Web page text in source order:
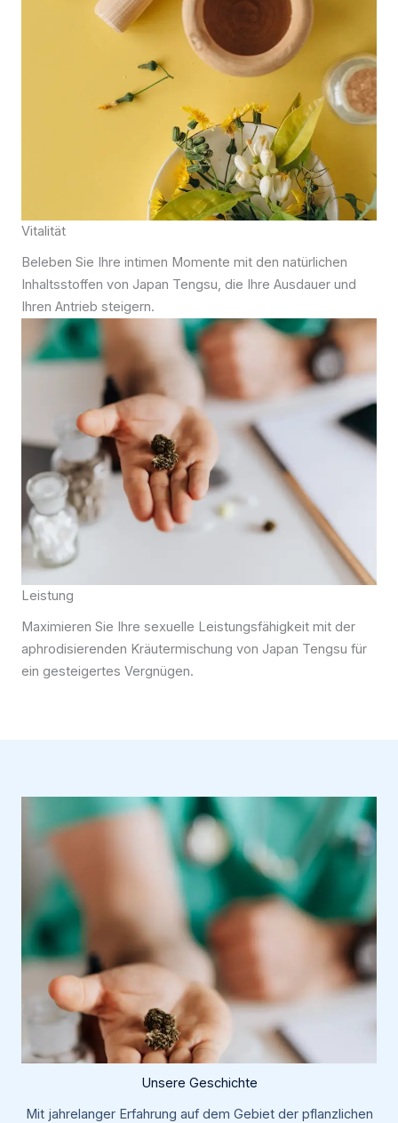
Vitalität
Beleben Sie Ihre intimen Momente mit den natürlichen
Inhaltsstoffen von Japan Tengsu, die Ihre Ausdauer und
Ihren Antrieb steigern.
Leistung
Maximieren Sie Ihre sexuelle Leistungsfähigkeit mit der
aphrodisierenden Kräutermischung von Japan Tengsu für
ein gesteigertes Vergnügen.
Unsere Geschichte
Mit jahrelanger Erfahrung auf dem Gebiet der pflanzlichen